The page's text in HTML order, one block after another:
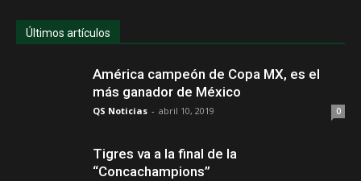
Últimos artículos
América campeón de Copa MX, es el
más ganador de México
QS Noticias - abril 10, 2019 0
Tigres va a la final de la
“Concachampions”